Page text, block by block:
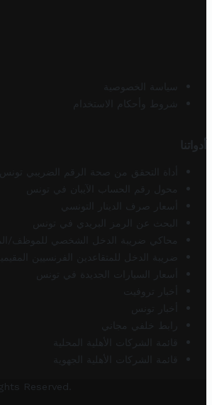
سياسة الخصوصية
شروط وأحكام الاستخدام
أدواتنا
أداة التحقق من صحة الرقم الضريبي تونس
محول رقم الحساب الآيبان في تونس
أسعار صرف الدينار التونسي
البحث عن الرمز البريدي في تونس
محاكي ضريبة الدخل الشخصي للموظف/
ضريبة الدخل للمتقاعدين الفرنسيين
أسعار السيارات الجديدة في تونس
أخبار تروفيت
أخبار تونس
رابط خلفي مجاني
قائمة الشركات الأهلية المحلية
قائمة الشركات الأهلية الجهوية
Reserved.